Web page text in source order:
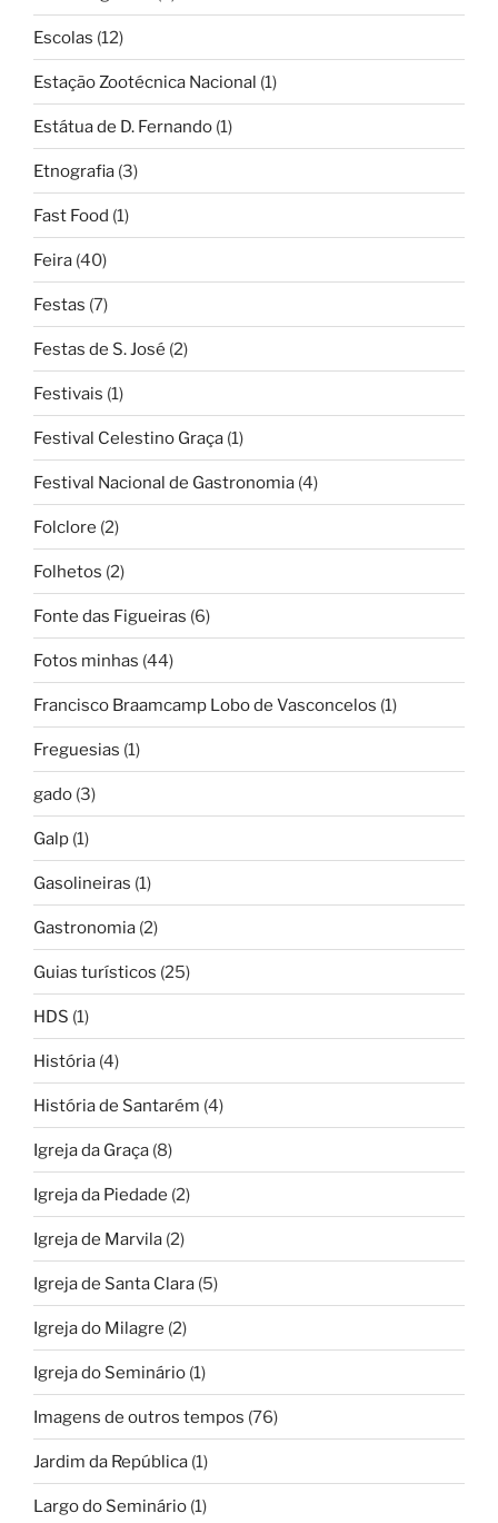
Escolas (12)
Estação Zootécnica Nacional (1)
Estátua de D. Fernando (1)
Etnografia (3)
Fast Food (1)
Feira (40)
Festas (7)
Festas de S. José (2)
Festivais (1)
Festival Celestino Graça (1)
Festival Nacional de Gastronomia (4)
Folclore (2)
Folhetos (2)
Fonte das Figueiras (6)
Fotos minhas (44)
Francisco Braamcamp Lobo de Vasconcelos (1)
Freguesias (1)
gado (3)
Galp (1)
Gasolineiras (1)
Gastronomia (2)
Guias turísticos (25)
HDS (1)
História (4)
História de Santarém (4)
Igreja da Graça (8)
Igreja da Piedade (2)
Igreja de Marvila (2)
Igreja de Santa Clara (5)
Igreja do Milagre (2)
Igreja do Seminário (1)
Imagens de outros tempos (76)
Jardim da República (1)
Largo do Seminário (1)